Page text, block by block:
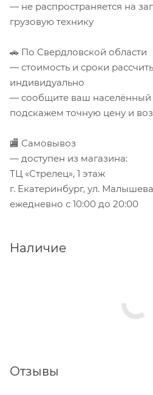
— не распространяется на
грузовую технику
🚗 По Свердловской области
— стоимость и сроки
индивидуально
— сообщите ваш
подскажем точную цену и
🏬 Самовывоз
— доступен из магазина:
ТЦ «Стрелец», 1 этаж
г. Екатеринбург, ул.
ежедневно с 10:00 до 20:00
Наличие
Отзывы